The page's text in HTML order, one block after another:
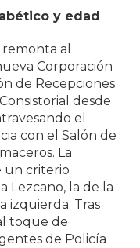
y edad
al
Corporación
de Recepciones
desde
el
con el Salón de
La
un criterio
Lezcano, la de la
izquierda. Tras
toque de
de Policía